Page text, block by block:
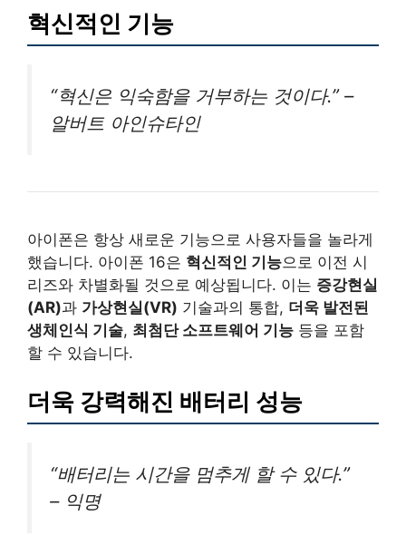
혁신적인 기능
“혁신은 익숙함을 거부하는 것이다.” –
알버트 아인슈타인
아이폰은 항상 새로운 기능으로 사용자들을 놀라게
했습니다. 아이폰 16은 혁신적인 기능으로 이전 시
리즈와 차별화될 것으로 예상됩니다. 이는 증강현실
(AR)과 가상현실(VR) 기술과의 통합, 더욱 발전된
생체인식 기술, 최첨단 소프트웨어 기능 등을 포함
할 수 있습니다.
더욱 강력해진 배터리 성능
“배터리는 시간을 멈추게 할 수 있다.”
– 익명